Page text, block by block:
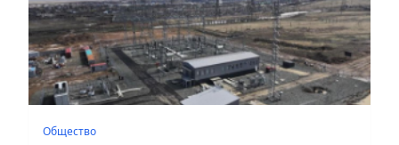
Общество